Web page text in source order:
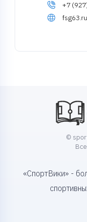
+7
fsg63.ru
©
«СпортВики» -